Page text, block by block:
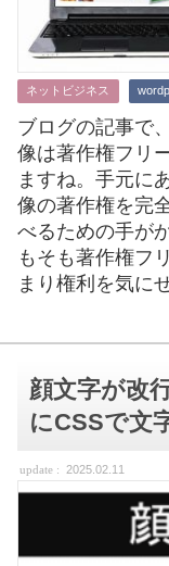
ネットビジネス
ブログの記事で
像は著作権フリ
ますね。手元に
像の著作権を完
べるための手が
もそも著作権フ
まり権利を気に
顔文字が改
にCSSで文
2025.02.11